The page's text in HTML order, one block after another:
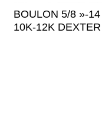
BOULON 5/8 »-
10K-12K DEXTER